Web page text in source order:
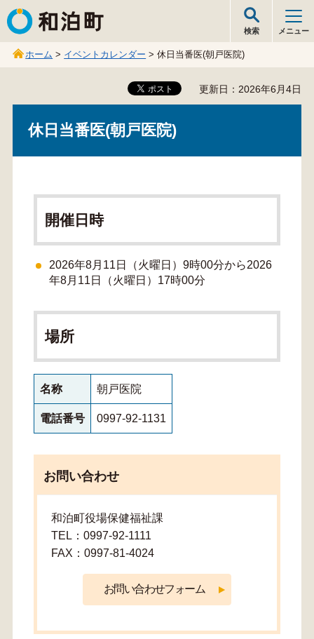
和泊町
検索 メニュー
ホーム > イベントカレンダー > 休日当番医(朝戸医院)
更新日：2026年6月4日
休日当番医(朝戸医院)
開催日時
2026年8月11日（火曜日）9時00分から2026
年8月11日（火曜日）17時00分
場所
名称 朝戸医院
電話番号 0997-92-1131
お問い合わせ
和泊町役場保健福祉課
TEL：0997-92-1111
FAX：0997-81-4024